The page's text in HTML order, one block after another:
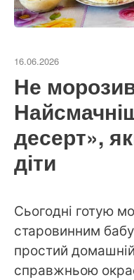
16.06.2026
Не
десерт»,
діти
Сьогодні готую
старовинним
простий
справжньою